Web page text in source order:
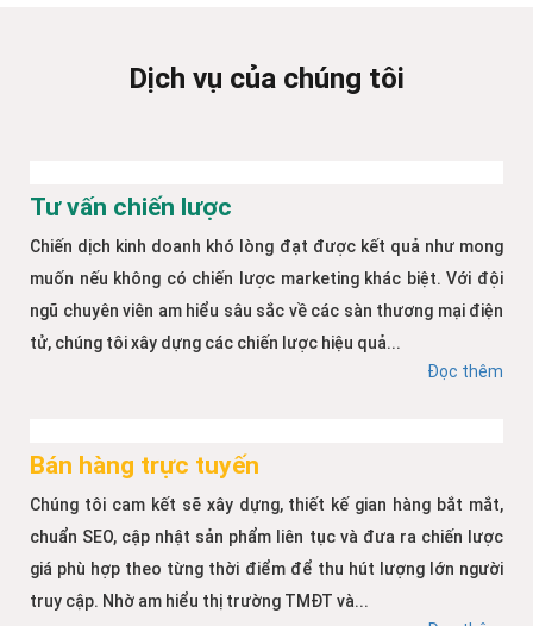
Dịch vụ của chúng tôi
Tư vấn chiến lược
Chiến dịch kinh doanh khó lòng đạt được kết quả như mong
muốn nếu không có chiến lược marketing khác biệt. Với đội
ngũ chuyên viên am hiểu sâu sắc về các sàn thương mại điện
tử, chúng tôi xây dựng các chiến lược hiệu quả...
Đọc thêm
Bán hàng trực tuyến
Chúng tôi cam kết sẽ xây dựng, thiết kế gian hàng bắt mắt,
chuẩn SEO, cập nhật sản phẩm liên tục và đưa ra chiến lược
giá phù hợp theo từng thời điểm để thu hút lượng lớn người
truy cập. Nhờ am hiểu thị trường TMĐT và...